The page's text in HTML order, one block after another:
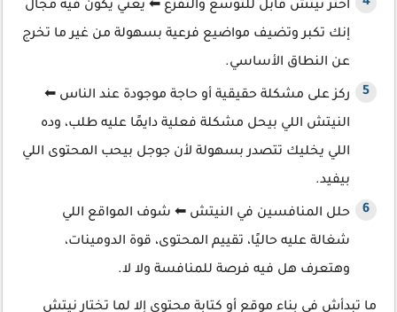
اختر نيتش قابل للتوسع والتفرع ⬅ يعني يكون فيه مجال
إنك تكبر وتضيف مواضيع فرعية بسهولة من غير ما تخرج
عن النطاق الأساسي.
ركز على مشكلة حقيقية أو حاجة موجودة عند الناس ⬅
النيتش اللي بيحل مشكلة فعلية دايمًا عليه طلب، وده
اللي يخليك تتصدر بسهولة لأن جوجل بيحب المحتوى اللي
بيفيد.
حلل المنافسين في النيتش ⬅ شوف المواقع اللي
شغالة عليه حاليًا، تقييم المحتوى، قوة الدومينات،
وهتعرف هل فيه فرصة للمنافسة ولا لا.
ما تبدأش في بناء موقع أو كتابة محتوى إلا لما تختار نيتش